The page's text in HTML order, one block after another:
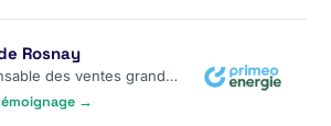
Rosnay
Responsable des ventes grands comptes
→